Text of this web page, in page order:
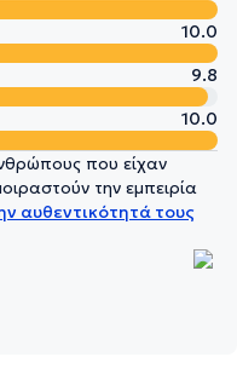
10.0
9.8
10.0
που είχαν
την εμπειρία
αυθεντικότητά τους